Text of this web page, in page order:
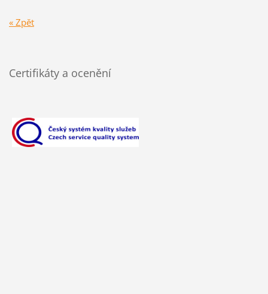
« Zpět
Certifikáty a ocenění